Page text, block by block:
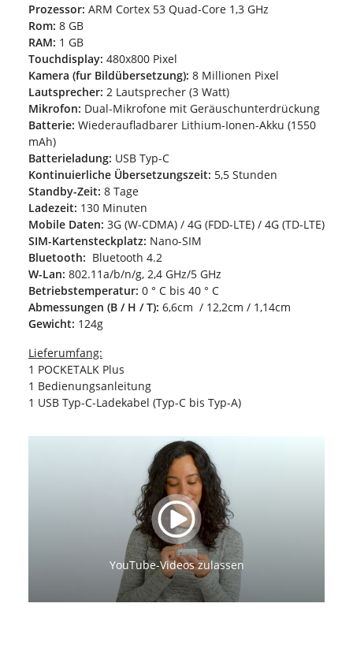
Prozessor: ARM Cortex 53 Quad-Core 1,3 GHz
Rom: 8 GB
RAM: 1 GB
Touchdisplay: 480x800 Pixel
Kamera (fur Bildübersetzung): 8 Millionen Pixel
Lautsprecher: 2 Lautsprecher (3 Watt)
Mikrofon: Dual-Mikrofone mit Geräuschunterdrückung
Batterie: Wiederaufladbarer Lithium-Ionen-Akku (1550
mAh)
Batterieladung: USB Typ-C
Kontinuierliche Übersetzungszeit: 5,5 Stunden
Standby-Zeit: 8 Tage
Ladezeit: 130 Minuten
Mobile Daten: 3G (W-CDMA) / 4G (FDD-LTE) / 4G (TD-LTE)
SIM-Kartensteckplatz: Nano-SIM
Bluetooth: Bluetooth 4.2
W-Lan: 802.11a/b/n/g, 2,4 GHz/5 GHz
Betriebstemperatur: 0 ° C bis 40 ° C
Abmessungen (B / H / T): 6,6cm / 12,2cm / 1,14cm
Gewicht: 124g
Lieferumfang:
1 POCKETALK Plus
1 Bedienungsanleitung
1 USB Typ-C-Ladekabel (Typ-C bis Typ-A)
YouTube-Videos zulassen